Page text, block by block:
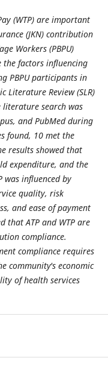
(WTP) are important
(JKN) contribution
Workers (PBPU)
the factors influencing
PBPU participants in
Literature Review (SLR)
literature search was
and PubMed during
found, 10 met the
results showed that
expenditure, and the
was influenced by
quality, risk
and ease of payment
that ATP and WTP are
compliance.
compliance requires
community's economic
of health services